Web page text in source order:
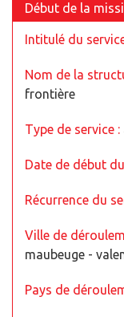
Début de la
Intitulé du
Nom de la
frontière
Type de service :
Date de début
Récurrence du
Ville de
maubeuge -
Pays de